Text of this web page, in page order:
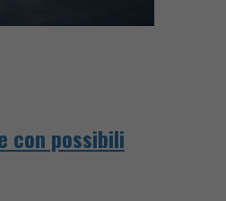
con possibili